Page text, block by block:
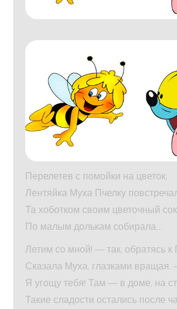
Перелетев с помойки на цветок,
Лентяйка Муха Пчелку
Та хоботком своим цветочный сок
По малым долькам собирала…
Летим со мной! — так, обратясь к
Сказала Муха, глазками вращая.
Я угощу тебя! Там — в доме, на
Такие сладости остались после